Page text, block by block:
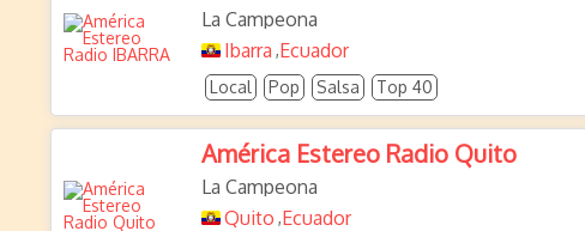
La Campeona
Ibarra ,Ecuador
Local Pop Salsa Top 40
América Estereo Radio Quito
La Campeona
Quito ,Ecuador